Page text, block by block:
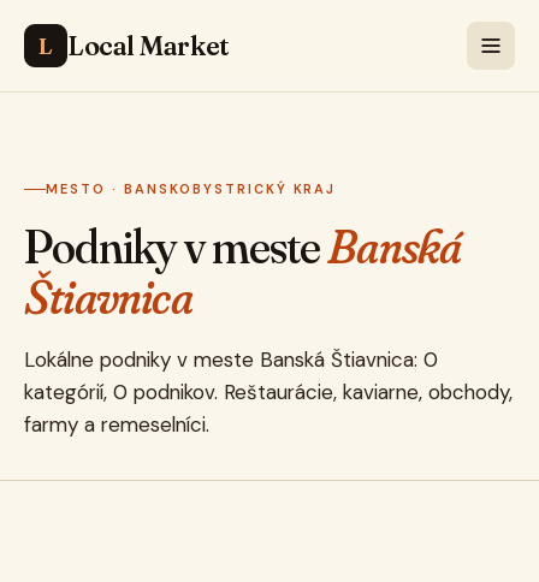
L Local Market
MESTO · BANSKOBYSTRICKÝ KRAJ
Podniky v mesteBanská
Štiavnica
Lokálne podniky v meste Banská Štiavnica: 0
kategórií, 0 podnikov. Reštaurácie, kaviarne, obchody,
farmy a remeselníci.